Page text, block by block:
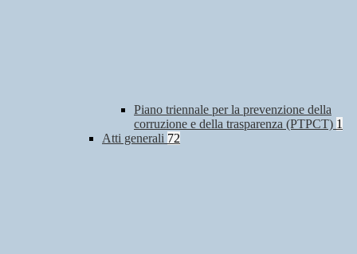
Piano triennale per la prevenzione della
corruzione e della trasparenza (PTPCT) 1
Atti generali 72